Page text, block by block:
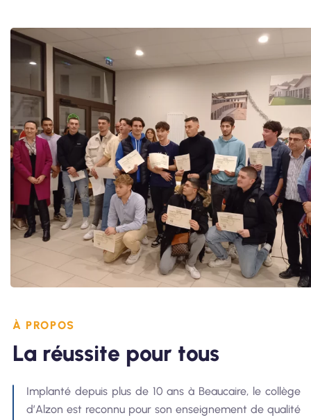
À PROPOS
La réussite pour tous
Implanté depuis plus de 10 ans à Beaucaire, le collège
d’Alzon est reconnu pour son enseignement de qualité